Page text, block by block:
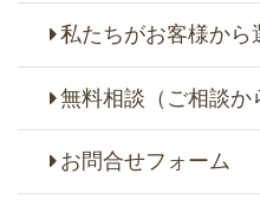
私たちがお客様から
無料相談（ご相談か
お問合せフォーム